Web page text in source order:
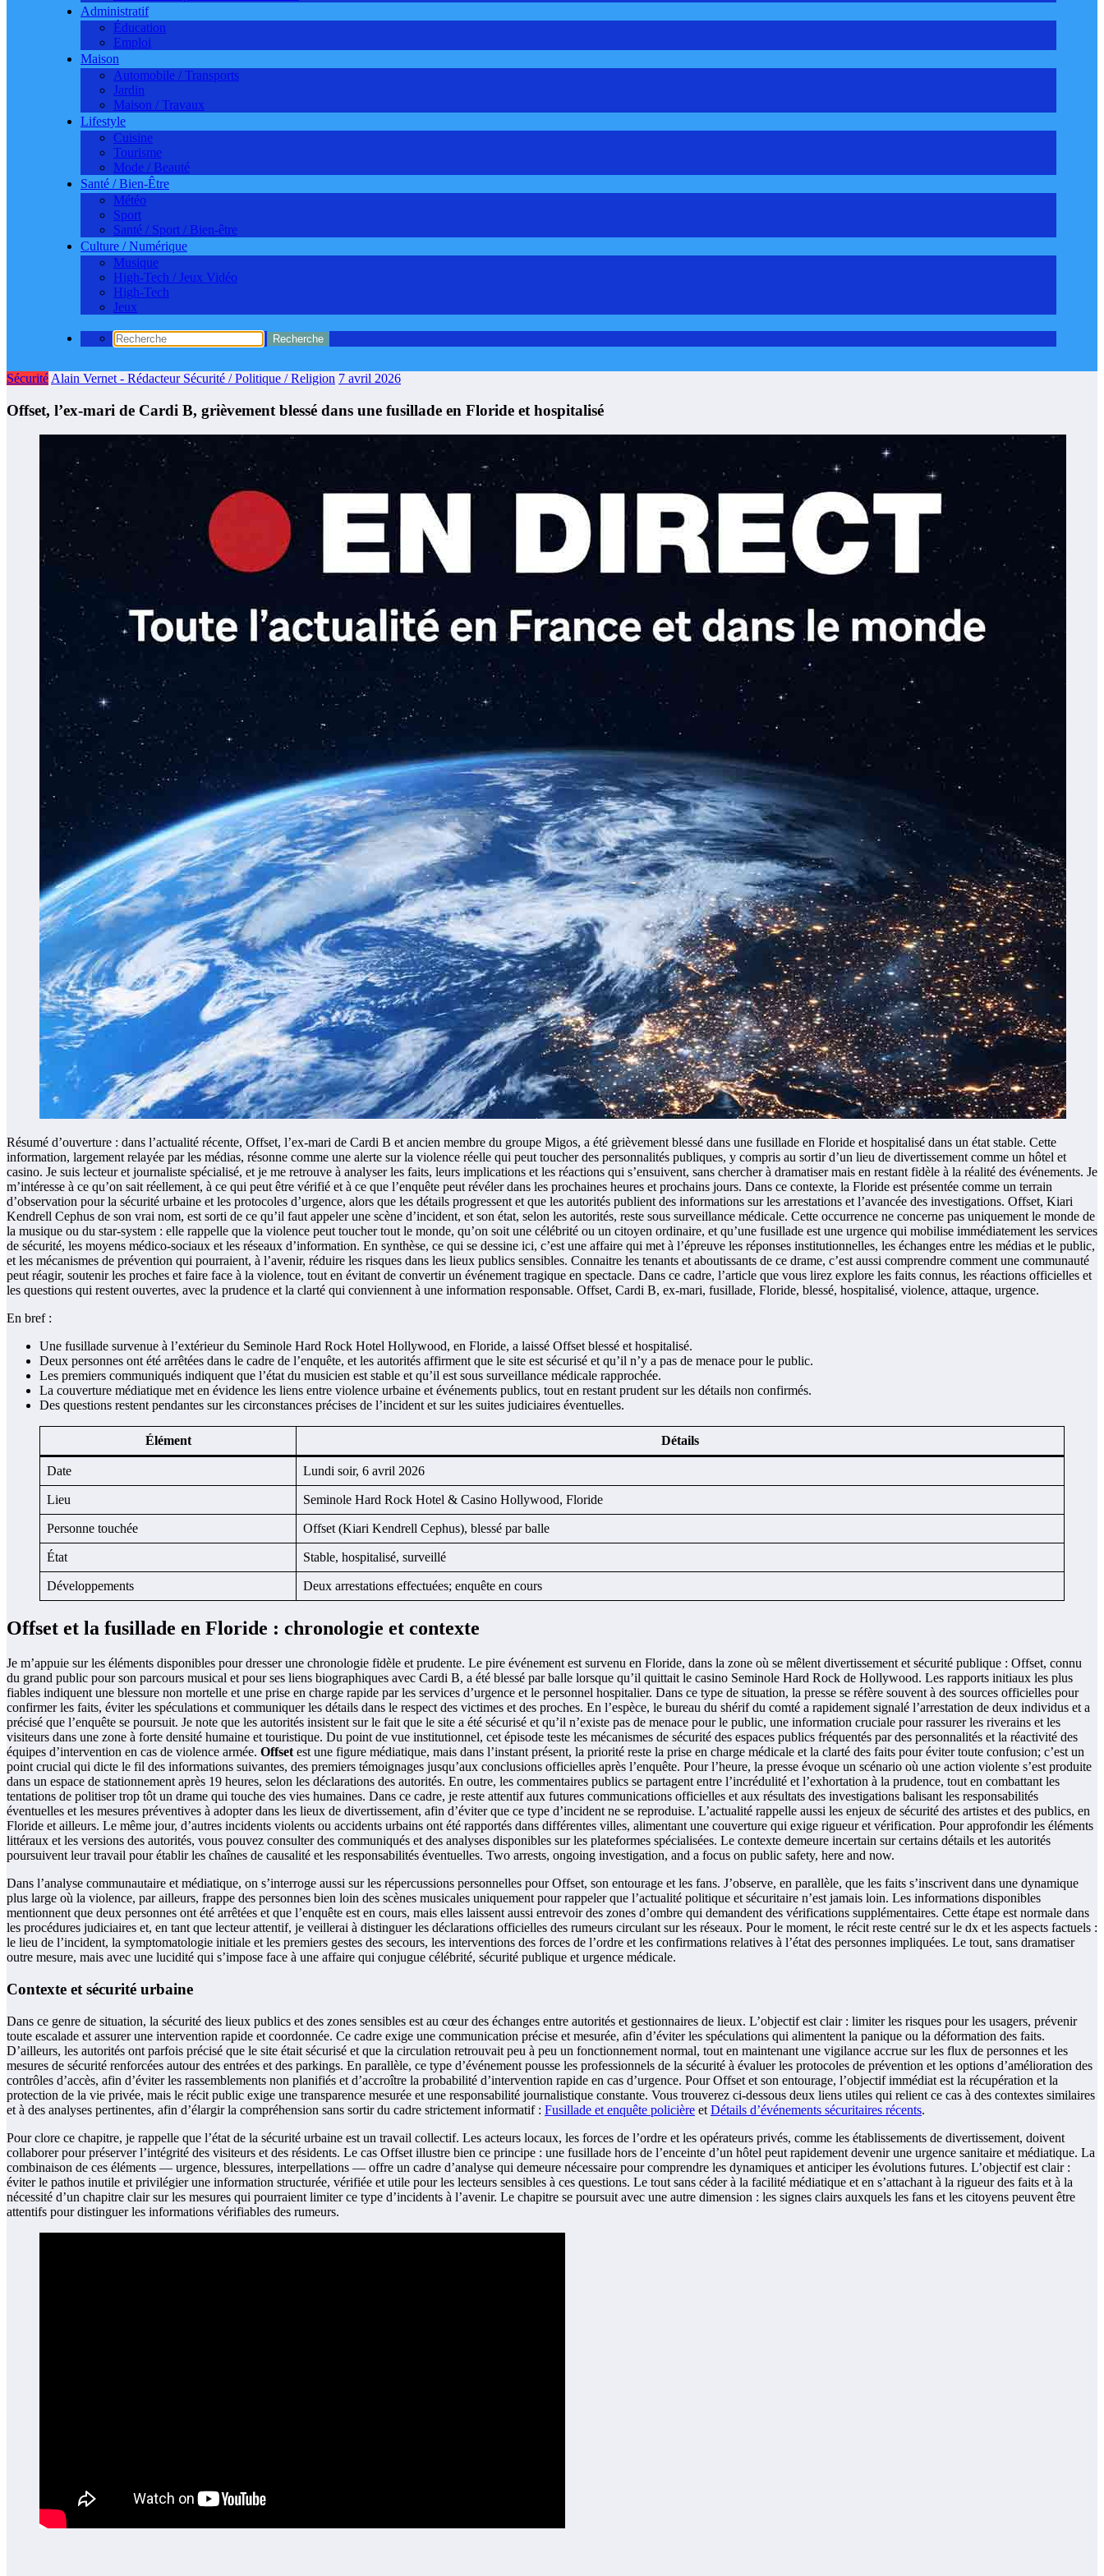
Administratif
Éducation
Emploi
Maison
Automobile / Transports
Jardin
Maison / Travaux
Lifestyle
Cuisine
Tourisme
Mode / Beauté
Santé / Bien-Être
Météo
Sport
Santé / Sport / Bien-être
Culture / Numérique
Musique
High-Tech / Jeux Vidéo
High-Tech
Jeux
Sécurité Alain Vernet - Rédacteur Sécurité / Politique / Religion 7 avril 2026
Offset, l’ex-mari de Cardi B, grièvement blessé dans une fusillade en Floride et hospitalisé
Résumé d’ouverture : dans l’actualité récente, Offset, l’ex-mari de Cardi B et ancien membre du groupe Migos, a été grièvement blessé dans une fusillade en Floride et hospitalisé dans un état stable. Cette
information, largement relayée par les médias, résonne comme une alerte sur la violence réelle qui peut toucher des personnalités publiques, y compris au sortir d’un lieu de divertissement comme un hôtel et
casino. Je suis lecteur et journaliste spécialisé, et je me retrouve à analyser les faits, leurs implications et les réactions qui s’ensuivent, sans chercher à dramatiser mais en restant fidèle à la réalité des événements. Je
m’intéresse à ce qu’on sait réellement, à ce qui peut être vérifié et à ce que l’enquête peut révéler dans les prochaines heures et prochains jours. Dans ce contexte, la Floride est présentée comme un terrain
d’observation pour la sécurité urbaine et les protocoles d’urgence, alors que les détails progressent et que les autorités publient des informations sur les arrestations et l’avancée des investigations. Offset, Kiari
Kendrell Cephus de son vrai nom, est sorti de ce qu’il faut appeler une scène d’incident, et son état, selon les autorités, reste sous surveillance médicale. Cette occurrence ne concerne pas uniquement le monde de
la musique ou du star-system : elle rappelle que la violence peut toucher tout le monde, qu’on soit une célébrité ou un citoyen ordinaire, et qu’une fusillade est une urgence qui mobilise immédiatement les services
de sécurité, les moyens médico-sociaux et les réseaux d’information. En synthèse, ce qui se dessine ici, c’est une affaire qui met à l’épreuve les réponses institutionnelles, les échanges entre les médias et le public,
et les mécanismes de prévention qui pourraient, à l’avenir, réduire les risques dans les lieux publics sensibles. Connaitre les tenants et aboutissants de ce drame, c’est aussi comprendre comment une communauté
peut réagir, soutenir les proches et faire face à la violence, tout en évitant de convertir un événement tragique en spectacle. Dans ce cadre, l’article que vous lirez explore les faits connus, les réactions officielles et
les questions qui restent ouvertes, avec la prudence et la clarté qui conviennent à une information responsable. Offset, Cardi B, ex-mari, fusillade, Floride, blessé, hospitalisé, violence, attaque, urgence.
En bref :
Une fusillade survenue à l’extérieur du Seminole Hard Rock Hotel Hollywood, en Floride, a laissé Offset blessé et hospitalisé.
Deux personnes ont été arrêtées dans le cadre de l’enquête, et les autorités affirment que le site est sécurisé et qu’il n’y a pas de menace pour le public.
Les premiers communiqués indiquent que l’état du musicien est stable et qu’il est sous surveillance médicale rapprochée.
La couverture médiatique met en évidence les liens entre violence urbaine et événements publics, tout en restant prudent sur les détails non confirmés.
Des questions restent pendantes sur les circonstances précises de l’incident et sur les suites judiciaires éventuelles.
Élément Détails
Date Lundi soir, 6 avril 2026
Lieu Seminole Hard Rock Hotel & Casino Hollywood, Floride
Personne touchée Offset (Kiari Kendrell Cephus), blessé par balle
État Stable, hospitalisé, surveillé
Développements Deux arrestations effectuées; enquête en cours
Offset et la fusillade en Floride : chronologie et contexte
Je m’appuie sur les éléments disponibles pour dresser une chronologie fidèle et prudente. Le pire événement est survenu en Floride, dans la zone où se mêlent divertissement et sécurité publique : Offset, connu
du grand public pour son parcours musical et pour ses liens biographiques avec Cardi B, a été blessé par balle lorsque qu’il quittait le casino Seminole Hard Rock de Hollywood. Les rapports initiaux les plus
fiables indiquent une blessure non mortelle et une prise en charge rapide par les services d’urgence et le personnel hospitalier. Dans ce type de situation, la presse se réfère souvent à des sources officielles pour
confirmer les faits, éviter les spéculations et communiquer les détails dans le respect des victimes et des proches. En l’espèce, le bureau du shérif du comté a rapidement signalé l’arrestation de deux individus et a
précisé que l’enquête se poursuit. Je note que les autorités insistent sur le fait que le site a été sécurisé et qu’il n’existe pas de menace pour le public, une information cruciale pour rassurer les riverains et les
visiteurs dans une zone à forte densité humaine et touristique. Du point de vue institutionnel, cet épisode teste les mécanismes de sécurité des espaces publics fréquentés par des personnalités et la réactivité des
équipes d’intervention en cas de violence armée. Offset est une figure médiatique, mais dans l’instant présent, la priorité reste la prise en charge médicale et la clarté des faits pour éviter toute confusion; c’est un
point crucial qui dicte le fil des informations suivantes, des premiers témoignages jusqu’aux conclusions officielles après l’enquête. Pour l’heure, la presse évoque un scénario où une action violente s’est produite
dans un espace de stationnement après 19 heures, selon les déclarations des autorités. En outre, les commentaires publics se partagent entre l’incrédulité et l’exhortation à la prudence, tout en combattant les
tentations de politiser trop tôt un drame qui touche des vies humaines. Dans ce cadre, je reste attentif aux futures communications officielles et aux résultats des investigations balisant les responsabilités
éventuelles et les mesures préventives à adopter dans les lieux de divertissement, afin d’éviter que ce type d’incident ne se reproduise. L’actualité rappelle aussi les enjeux de sécurité des artistes et des publics, en
Floride et ailleurs. Le même jour, d’autres incidents violents ou accidents urbains ont été rapportés dans différentes villes, alimentant une couverture qui exige rigueur et vérification. Pour approfondir les éléments
littéraux et les versions des autorités, vous pouvez consulter des communiqués et des analyses disponibles sur les plateformes spécialisées. Le contexte demeure incertain sur certains détails et les autorités
poursuivent leur travail pour établir les chaînes de causalité et les responsabilités éventuelles. Two arrests, ongoing investigation, and a focus on public safety, here and now.
Dans l’analyse communautaire et médiatique, on s’interroge aussi sur les répercussions personnelles pour Offset, son entourage et les fans. J’observe, en parallèle, que les faits s’inscrivent dans une dynamique
plus large où la violence, par ailleurs, frappe des personnes bien loin des scènes musicales uniquement pour rappeler que l’actualité politique et sécuritaire n’est jamais loin. Les informations disponibles
mentionnent que deux personnes ont été arrêtées et que l’enquête est en cours, mais elles laissent aussi entrevoir des zones d’ombre qui demandent des vérifications supplémentaires. Cette étape est normale dans
les procédures judiciaires et, en tant que lecteur attentif, je veillerai à distinguer les déclarations officielles des rumeurs circulant sur les réseaux. Pour le moment, le récit reste centré sur le dx et les aspects factuels :
le lieu de l’incident, la symptomatologie initiale et les premiers gestes des secours, les interventions des forces de l’ordre et les confirmations relatives à l’état des personnes impliquées. Le tout, sans dramatiser
outre mesure, mais avec une lucidité qui s’impose face à une affaire qui conjugue célébrité, sécurité publique et urgence médicale.
Contexte et sécurité urbaine
Dans ce genre de situation, la sécurité des lieux publics et des zones sensibles est au cœur des échanges entre autorités et gestionnaires de lieux. L’objectif est clair : limiter les risques pour les usagers, prévenir
toute escalade et assurer une intervention rapide et coordonnée. Ce cadre exige une communication précise et mesurée, afin d’éviter les spéculations qui alimentent la panique ou la déformation des faits.
D’ailleurs, les autorités ont parfois précisé que le site était sécurisé et que la circulation retrouvait peu à peu un fonctionnement normal, tout en maintenant une vigilance accrue sur les flux de personnes et les
mesures de sécurité renforcées autour des entrées et des parkings. En parallèle, ce type d’événement pousse les professionnels de la sécurité à évaluer les protocoles de prévention et les options d’amélioration des
contrôles d’accès, afin d’éviter les rassemblements non planifiés et d’accroître la probabilité d’intervention rapide en cas d’urgence. Pour Offset et son entourage, l’objectif immédiat est la récupération et la
protection de la vie privée, mais le récit public exige une transparence mesurée et une responsabilité journalistique constante. Vous trouverez ci-dessous deux liens utiles qui relient ce cas à des contextes similaires
et à des analyses pertinentes, afin d’élargir la compréhension sans sortir du cadre strictement informatif : Fusillade et enquête policière et Détails d’événements sécuritaires récents.
Pour clore ce chapitre, je rappelle que l’état de la sécurité urbaine est un travail collectif. Les acteurs locaux, les forces de l’ordre et les opérateurs privés, comme les établissements de divertissement, doivent
collaborer pour préserver l’intégrité des visiteurs et des résidents. Le cas Offset illustre bien ce principe : une fusillade hors de l’enceinte d’un hôtel peut rapidement devenir une urgence sanitaire et médiatique. La
combinaison de ces éléments — urgence, blessures, interpellations — offre un cadre d’analyse qui demeure nécessaire pour comprendre les dynamiques et anticiper les évolutions futures. L’objectif est clair :
éviter le pathos inutile et privilégier une information structurée, vérifiée et utile pour les lecteurs sensibles à ces questions. Le tout sans céder à la facilité médiatique et en s’attachant à la rigueur des faits et à la
nécessité d’un chapitre clair sur les mesures qui pourraient limiter ce type d’incidents à l’avenir. Le chapitre se poursuit avec une autre dimension : les signes clairs auxquels les fans et les citoyens peuvent être
attentifs pour distinguer les informations vérifiables des rumeurs.